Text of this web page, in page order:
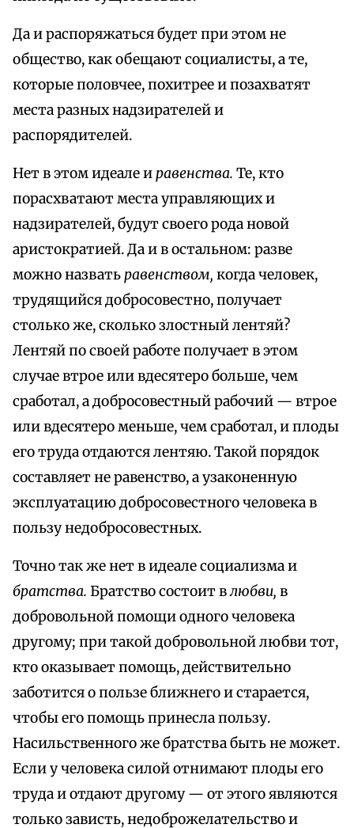
Да и распоряжаться будет при этом не
общество, как обещают социалисты, а те,
которые половчее, похитрее и позахватят
места разных надзирателей и
распорядителей.
Нет в этом идеале иравенства. Те, кто
порасхватают места управляющих и
надзирателей, будут своего рода новой
аристократией. Да и в остальном: разве
можно назватьравенством, когда человек,
трудящийся добросовестно, получает
столько же, сколько злостный лентяй?
Лентяй по своей работе получает в этом
случае втрое или вдесятеро больше, чем
сработал, а добросовестный рабочий — втрое
или вдесятеро меньше, чем сработал, и плоды
его труда отдаются лентяю. Такой порядок
составляет не равенство, а узаконенную
эксплуатацию добросовестного человека в
пользу недобросовестных.
Точно так же нет в идеале социализма и
братства. Братство состоит влюбви, в
добровольной помощи одного человека
другому; при такой добровольной любви тот,
кто оказывает помощь, действительно
заботится о пользе ближнего и старается,
чтобы его помощь принесла пользу.
Насильственного же братства быть не может.
Если у человека силой отнимают плоды его
труда и отдают другому — от этого являются
только зависть, недоброжелательство и